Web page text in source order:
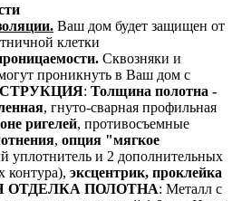
Ваш дом будет защищен от
клетки
Сквозняки и
проникнуть в Ваш дом с
: Толщина полотна -
, гнуто-сварная профильная
ригелей, противосъемные
, опция "мягкое
уплотнитель и 2 дополнительных
контура), эксцентрик, проклейка
ОТДЕЛКА ПОЛОТНА: Металл с